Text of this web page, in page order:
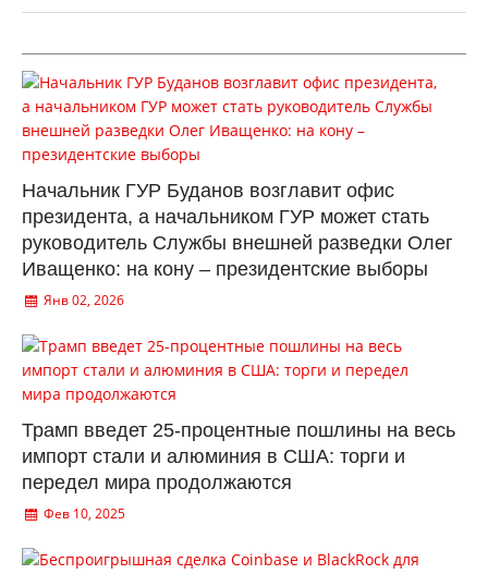
Начальник ГУР Буданов возглавит офис
президента, а начальником ГУР может стать
руководитель Службы внешней разведки Олег
Иващенко: на кону – президентские выборы
Янв 02, 2026
Трамп введет 25-процентные пошлины на весь
импорт стали и алюминия в США: торги и
передел мира продолжаются
Фев 10, 2025